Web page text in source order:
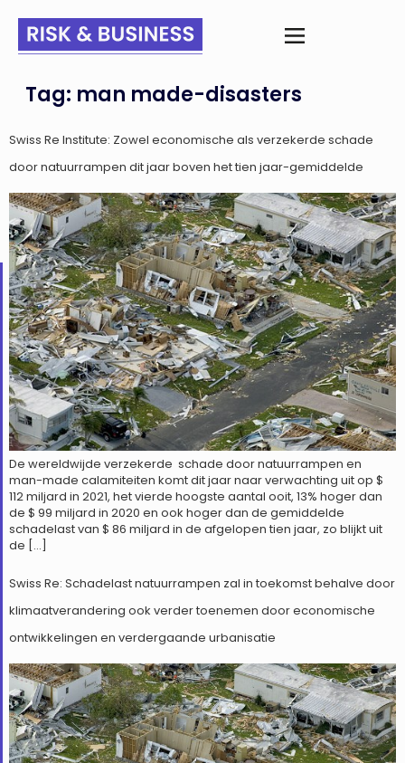
Tag: man made-disasters
Swiss Re Institute: Zowel economische als verzekerde schade
door natuurrampen dit jaar boven het tien jaar-gemiddelde
De wereldwijde verzekerde schade door natuurrampen en
man-made calamiteiten komt dit jaar naar verwachting uit op $
112 miljard in 2021, het vierde hoogste aantal ooit, 13% hoger dan
de $ 99 miljard in 2020 en ook hoger dan de gemiddelde
schadelast van $ 86 miljard in de afgelopen tien jaar, zo blijkt uit
de […]
Swiss Re: Schadelast natuurrampen zal in toekomst behalve door
klimaatverandering ook verder toenemen door economische
ontwikkelingen en verdergaande urbanisatie